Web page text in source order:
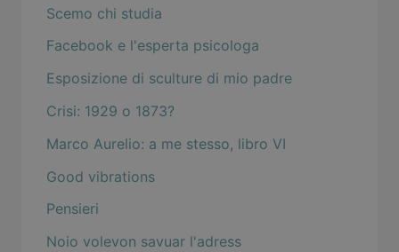
Scemo chi studia
Facebook e l'esperta psicologa
Esposizione di sculture di mio padre
Crisi: 1929 o 1873?
Marco Aurelio: a me stesso, libro VI
Good vibrations
Pensieri
Noio volevon savuar l'adress